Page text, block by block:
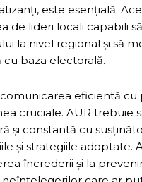
este esențială.
de lideri locali capabili
la nivel regional și să
cu baza electorală.
eficientă cu
cruciale. AUR trebuie
și constantă cu
și strategiile adoptate.
încrederii și la